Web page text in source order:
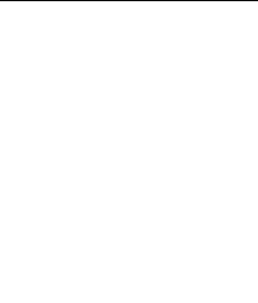
Megosztás: